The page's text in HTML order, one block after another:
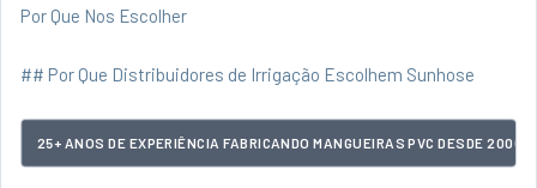
Por Que Nos Escolher
## Por Que Distribuidores de Irrigação Escolhem Sunhose
25+ ANOS DE EXPERIÊNCIA FABRICANDO MANGUEIRAS PVC DESDE